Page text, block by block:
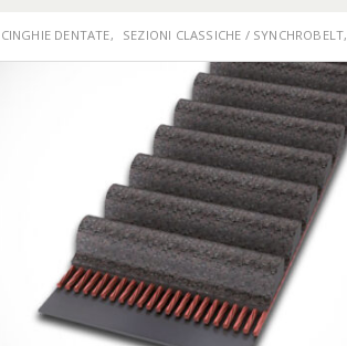
CINGHIE DENTATE, SEZIONI CLASSICHE / SYNCHROBELT,